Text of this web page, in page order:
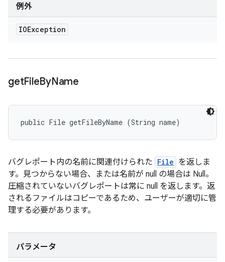
例外
IOException
getFileByName
public File getFileByName (String name)
バグレポート内の名前に関連付けられた File を返しま
す。見つからない場合、または名前が null の場合は Null。
圧縮されていないバグレポートは常に null を返します。返
されるファイルはコピーであるため、ユーザーが適切に管
理する必要があります。
パラメータ